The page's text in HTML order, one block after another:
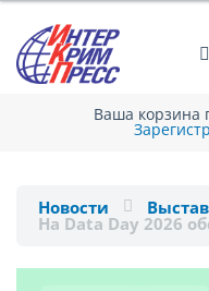
Ваша корзина
Новости
На Data Day 2026